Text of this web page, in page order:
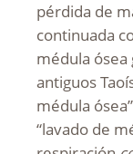
pérdida de
continuada
médula ósea
antiguos
médula
“lavado de